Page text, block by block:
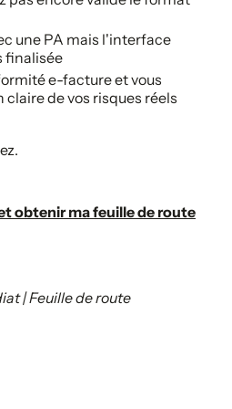
une PA mais l'interface
finalisée
e-facture et vous
claire de vos risques réels
obtenir ma feuille de route
| Feuille de route